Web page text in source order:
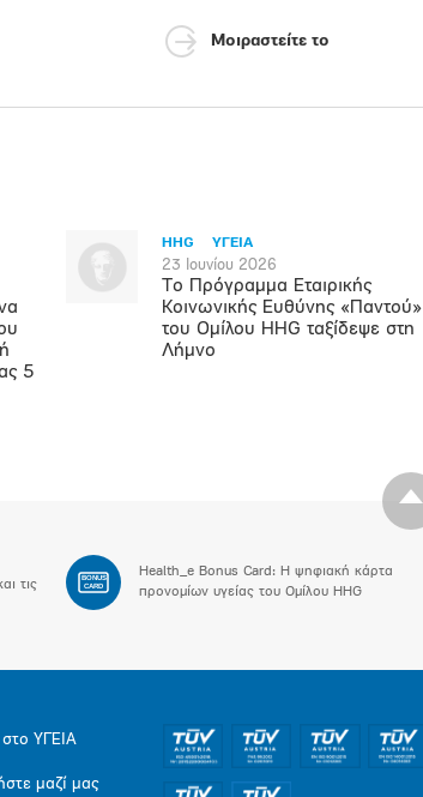
Μοιραστείτε το
5
HHG ΥΓΕΙΑ
23 Ιουνίου 2026
Το Πρόγραμμα Εταιρικής
Κοινωνικής Ευθύνης «Παντού»
του Ομίλου HHG ταξίδεψε στη
Λήμνο
τις
BONUS
CARD
Health_e Bonus Card: H ψηφιακή κάρτα
προνομίων υγείας του Ομίλου HHG
ΥΓΕΙΑ
μαζί μας